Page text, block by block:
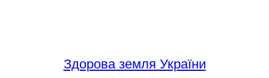
Здорова земля України